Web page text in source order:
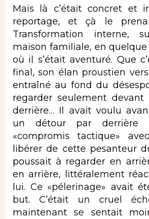
Mais là c’était concret et
reportage, et çà le
Transformation interne,
maison familiale, en quelque
où il s’était aventuré. Que
final, son élan proustien vers
entraîné au fond du
regarder seulement
derrière… Il avait voulu
un détour par derrière
«compromis tactique»
libérer de cette pesanteur
poussait à regarder en
en arrière, littéralement
lui. Ce «pélerinage» avait
but. C’était un cruel
maintenant se sentait